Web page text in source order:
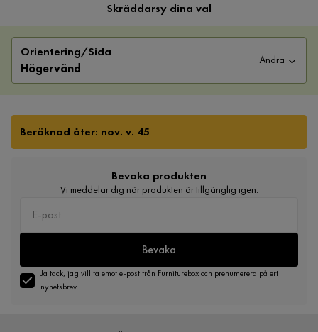
Skräddarsy dina val
Orientering/Sida
Högervänd
Ändra
Beräknad åter: nov. v. 45
Bevaka produkten
Vi meddelar dig när produkten är tillgänglig igen.
Bevaka
Ja tack, jag vill ta emot e-post från Furniturebox och prenumerera på ert
nyhetsbrev.